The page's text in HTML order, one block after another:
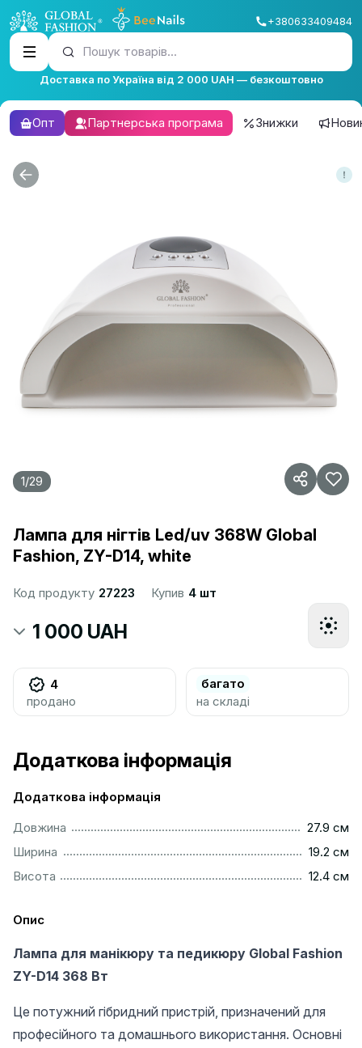
+380633409484
Пошук товарів...
Доставка по Україна від 2 000 UAH — безкоштовно
Опт Партнерська програма Знижки
1/29
Лампа для нігтів Led/uv 368W Global
Fashion, ZY-D14, white
Код продукту 27223 Купив 4 шт
1 000 UAH
4
продано
багато
на складі
Додаткова інформація
Додаткова інформація
Довжина
27.9 см
Ширина
19.2 см
Висота
12.4 см
Опис
Лампа для манікюру та педикюру Global Fashion
ZY-D14 368 Bт
Це потужний гібридний пристрій, призначений для
професійного та домашнього використання. Основні